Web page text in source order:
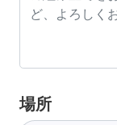
場所